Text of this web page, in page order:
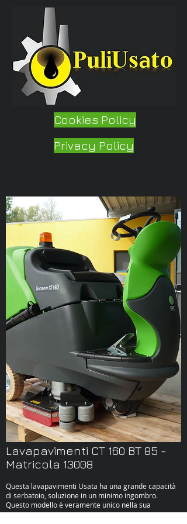
Cookies Policy
Privacy Policy
Lavapavimenti CT 160 BT 85 -
Matricola 13008
Questa lavapavimenti Usata ha una grande capacità
di serbatoio, soluzione in un minimo ingombro.
Questo modello è veramente unico nella sua
categoria.